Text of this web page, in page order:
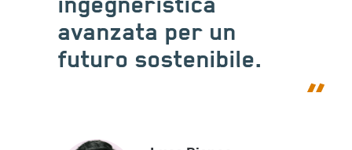
ingegneristica
avanzata per un
futuro sostenibile.